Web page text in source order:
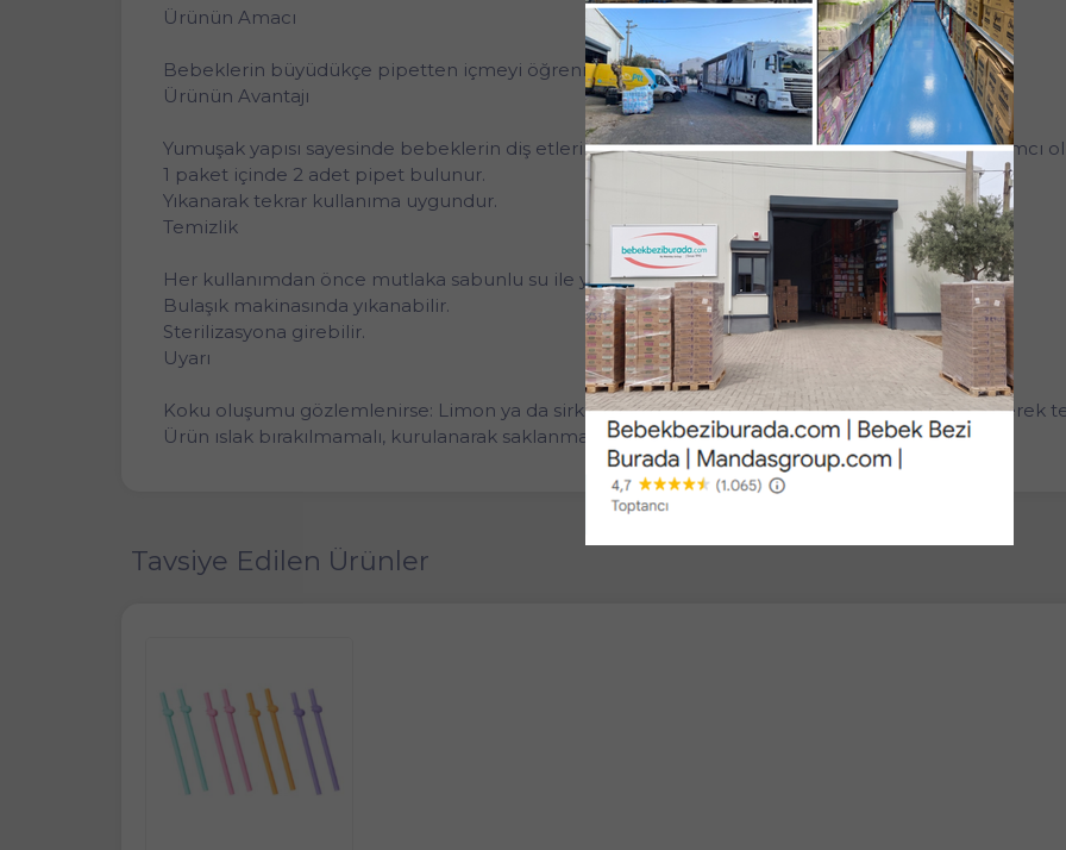
Ürünün Amacı
Bebeklerin büyüdükçe pipetten içmeyi öğrenmelerine yardımcı olur.
Ürünün Avantajı
Yumuşak yapısı sayesinde bebeklerin diş etlerine zarar vermeden içiceklerini içmelerine yardımcı
1 paket içinde 2 adet pipet bulunur.
Yıkanarak tekrar kullanıma uygundur.
Temizlik
Her kullanımdan önce mutlaka sabunlu su ile yıkanmalıdır.
Bulaşık makinasında yıkanabilir.
Sterilizasyona girebilir.
Uyarı
Koku oluşumu gözlemlenirse: Limon ya da sirke ile ovalayarak 1 gece karbonatlı suda bekletilerek
Ürün ıslak bırakılmamalı, kurulanarak saklanmalıdır.
Tavsiye Edilen Ürünler